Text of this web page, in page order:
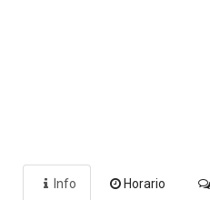
Info Horario